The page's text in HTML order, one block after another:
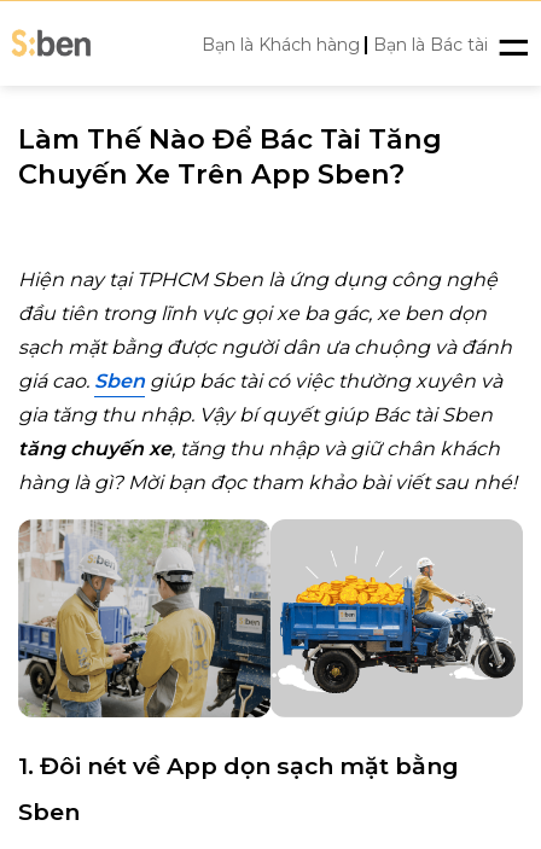
to
Bạn là Khách hàng | Bạn là Bác tài
Làm Thế Nào Để Bác Tài Tăng
Chuyến Xe Trên App Sben?
Hiện nay tại TPHCM Sben là ứng dụng công nghệ
đầu tiên trong lĩnh vực gọi xe ba gác, xe ben dọn
sạch mặt bằng được người dân ưa chuộng và đánh
giá cao. Sben giúp bác tài có việc thường xuyên và
gia tăng thu nhập. Vậy bí quyết giúp Bác tài Sben
tăng chuyến xe, tăng thu nhập và giữ chân khách
hàng là gì? Mời bạn đọc tham khảo bài viết sau nhé!
1. Đôi nét về App dọn sạch mặt bằng
Sben